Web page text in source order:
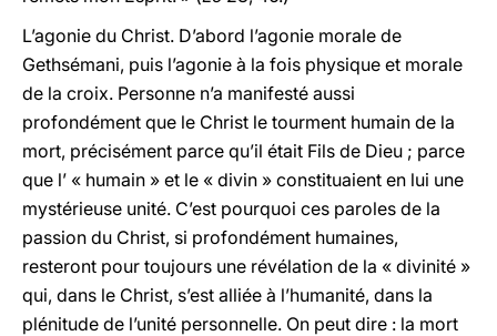
L’agonie du Christ. D’abord l’agonie morale de
Gethsémani, puis l’agonie à la fois physique et morale
de la croix. Personne n’a manifesté aussi
profondément que le Christ le tourment humain de la
mort, précisément parce qu’il était Fils de Dieu ; parce
que l’ « humain » et le « divin » constituaient en lui une
mystérieuse unité. C’est pourquoi ces paroles de la
passion du Christ, si profondément humaines,
resteront pour toujours une révélation de la « divinité »
qui, dans le Christ, s’est alliée à l’humanité, dans la
plénitude de l’unité personnelle. On peut dire : la mort